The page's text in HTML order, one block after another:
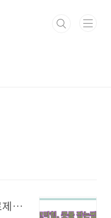
코막힘, 콧물 잡는 법! 비염 치료제 종류부터 증상별 선택법까지